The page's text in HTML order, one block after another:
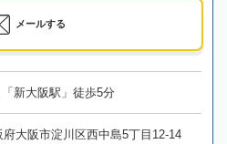
メールする
新大阪駅」徒歩5分
府大阪市淀川区西中島5丁目12-14